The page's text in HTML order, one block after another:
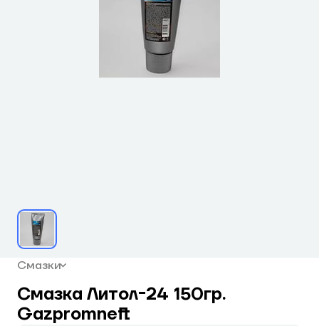
Смазки
Смазка Литол-24 150гр.
Gazpromneft